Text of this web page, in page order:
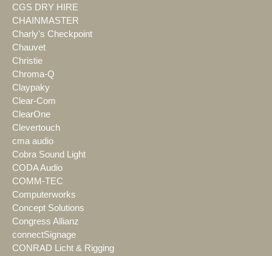
CGS DRY HIRE
CHAINMASTER
Charly's Checkpoint
Chauvet
Christie
Chroma-Q
Claypaky
Clear-Com
ClearOne
Clevertouch
cma audio
Cobra Sound Light
CODA Audio
COMM-TEC
Computerworks
Concept Solutions
Congress Allianz
connectSignage
CONRAD Licht & Rigging